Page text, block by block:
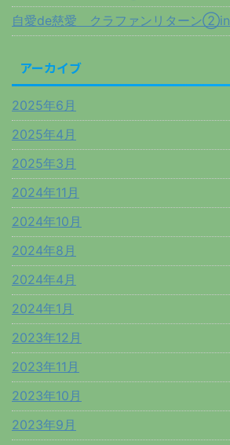
自愛de慈愛 クラファンリターン②in
アーカイブ
2025年6月
2025年4月
2025年3月
2024年11月
2024年10月
2024年8月
2024年4月
2024年1月
2023年12月
2023年11月
2023年10月
2023年9月